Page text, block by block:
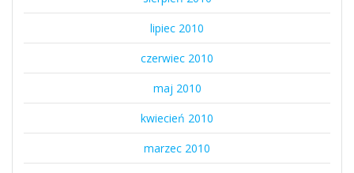
lipiec 2010
czerwiec 2010
maj 2010
kwiecień 2010
marzec 2010